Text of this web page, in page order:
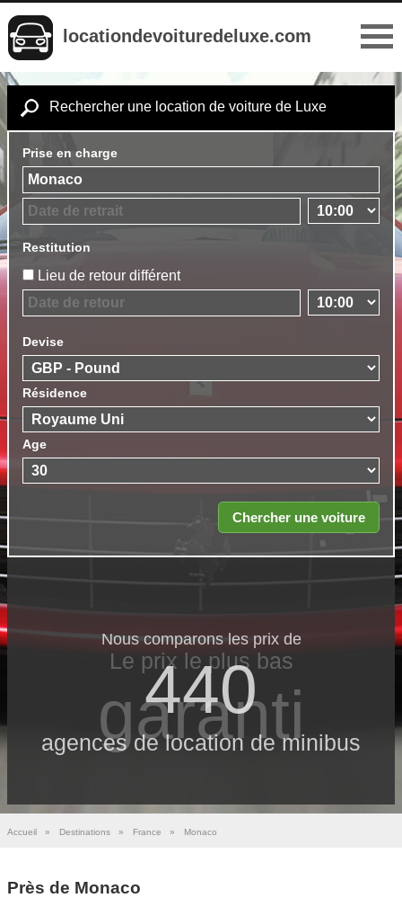
locationdevoituredeluxe.com
Rechercher une location de voiture de Luxe
Prise en charge
Restitution
Lieu de retour différent
Devise
Résidence
Age
Nous comparons les prix de
440
agences de location de minibus
Le prix le​ plus bas
garanti
Accueil » Destinations » France » Monaco
Près de Monaco